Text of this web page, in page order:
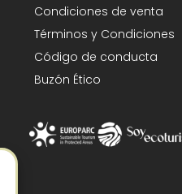
Condiciones de venta
Términos y Condiciones
Código de conducta
Buzón Ético